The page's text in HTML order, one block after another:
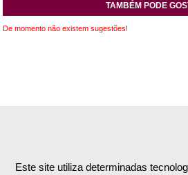
Este site utiliza determinadas
TAMBÉM PODE
De momento não existem sugestões!
Empresa